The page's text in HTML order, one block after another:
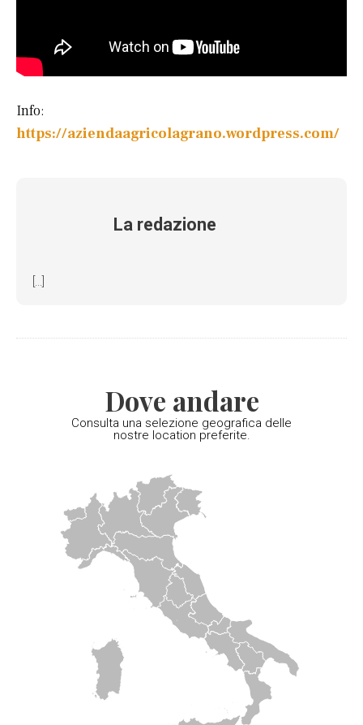
Info:
https://aziendaagricolagrano.wordpress.com/
La redazione
[...]
Dove andare
Consulta una selezione geografica delle
nostre location preferite.